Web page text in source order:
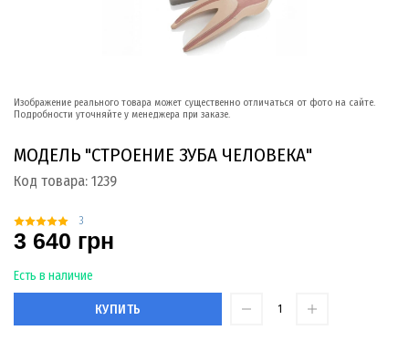
Изображение реального товара может существенно отличаться от фото на сайте.
Подробности уточняйте у менеджера при заказе.
МОДЕЛЬ "СТРОЕНИЕ ЗУБА ЧЕЛОВЕКА"
Код товара: 1239
3
3 640 грн
Есть в наличие
КУПИТЬ